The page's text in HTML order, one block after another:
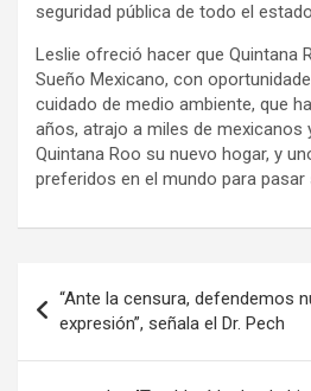
seguridad pública de todo el
Leslie ofreció hacer que Quintana
Sueño Mexicano, con
cuidado de medio ambiente, que
años, atrajo a miles de mexicanos
Quintana Roo su nuevo hogar, y
preferidos en el mundo para pasar
de
entradas
“Ante la censura, defendemos
expresión”, señala el Dr. Pech